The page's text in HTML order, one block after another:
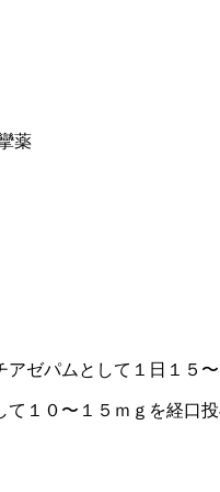
薬
ゼパムとして１日１５
１０〜１５ｍｇを経口投